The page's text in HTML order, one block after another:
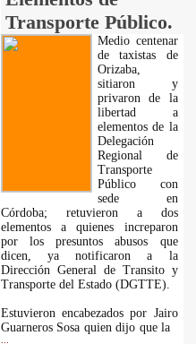
Transporte Público.
Medio centenar
de taxistas de
Orizaba,
sitiaron y
privaron de la
libertad a
elementos de la
Delegación
Regional de
Transporte
Público con
sede en
Córdoba; retuvieron a dos
elementos a quienes increparon
por los presuntos abusos que
dicen, ya notificaron a la
Dirección General de Transito y
Transporte del Estado (DGTTE).
Estuvieron encabezados por Jairo
Guarneros Sosa quien dijo que la